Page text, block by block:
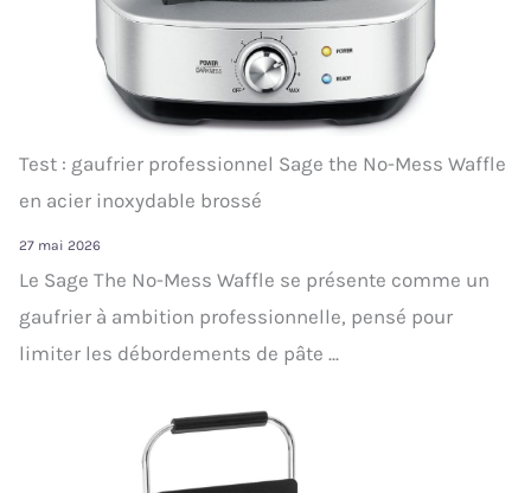
Test : gaufrier professionnel Sage the No-Mess Waffle
en acier inoxydable brossé
27 mai 2026
Le Sage The No-Mess Waffle se présente comme un
gaufrier à ambition professionnelle, pensé pour
limiter les débordements de pâte ...